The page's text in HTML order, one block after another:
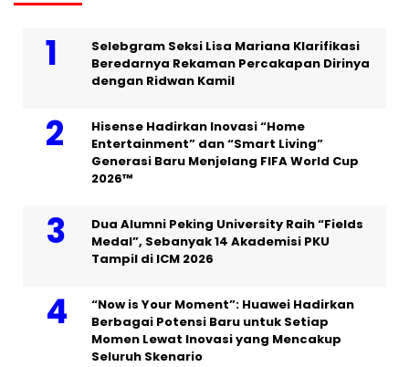
Selebgram Seksi Lisa Mariana Klarifikasi
Beredarnya Rekaman Percakapan Dirinya
dengan Ridwan Kamil
Hisense Hadirkan Inovasi “Home
Entertainment” dan “Smart Living”
Generasi Baru Menjelang FIFA World Cup
2026™
Dua Alumni Peking University Raih “Fields
Medal”, Sebanyak 14 Akademisi PKU
Tampil di ICM 2026
“Now is Your Moment”: Huawei Hadirkan
Berbagai Potensi Baru untuk Setiap
Momen Lewat Inovasi yang Mencakup
Seluruh Skenario